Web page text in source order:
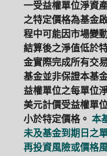
一受益權單位淨資
之特定價格為基金
程中可能因市場變
結算後之淨值低於
金實際完成所有交
基金並非保證本基
益權單位之每單位
美元計價受益權單
小於特定價格。 本
未及基金到期日之
再投資風險或價格